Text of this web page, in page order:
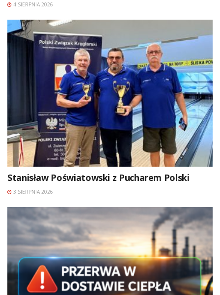
4 SIERPNIA 2026
Stanisław Poświatowski z Pucharem Polski
3 SIERPNIA 2026